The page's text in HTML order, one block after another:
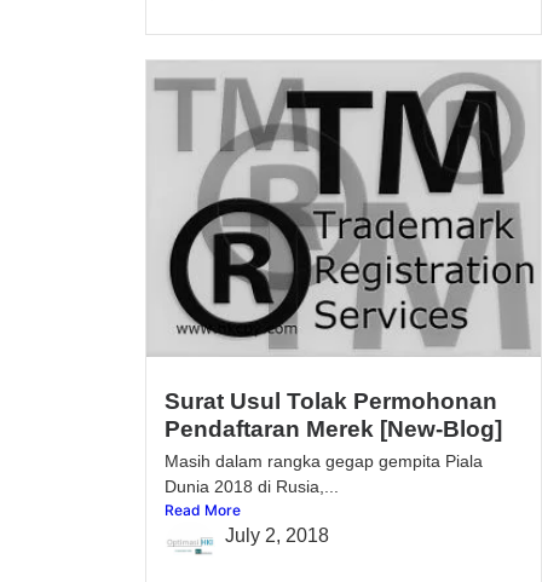
Surat Usul Tolak Permohonan
Pendaftaran Merek [New-Blog]
Masih dalam rangka gegap gempita Piala
Dunia 2018 di Rusia,...
Read More
July 2, 2018